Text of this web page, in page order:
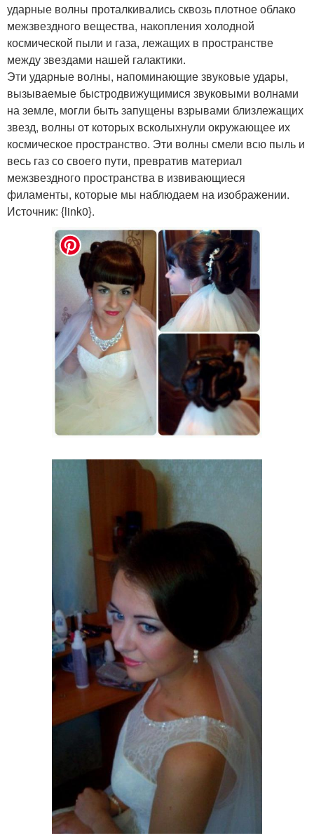
ударные волны проталкивались сквозь плотное облако
межзвездного вещества, накопления холодной
космической пыли и газа, лежащих в пространстве
между звездами нашей галактики.
Эти ударные волны, напоминающие звуковые удары,
вызываемые быстродвижущимися звуковыми волнами
на земле, могли быть запущены взрывами близлежащих
звезд, волны от которых всколыхнули окружающее их
космическое пространство. Эти волны смели всю пыль и
весь газ со своего пути, превратив материал
межзвездного пространства в извивающиеся
филаменты, которые мы наблюдаем на изображении.
Источник: {link0}.